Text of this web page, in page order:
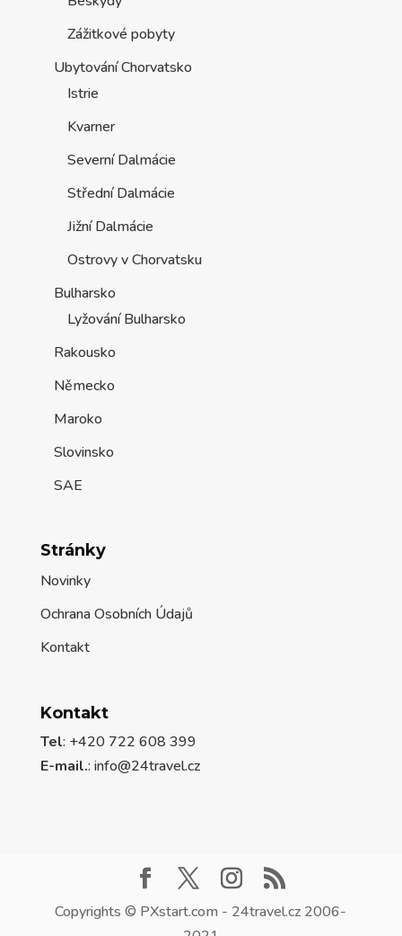
Zážitkové pobyty
Ubytování Chorvatsko
Istrie
Kvarner
Severní Dalmácie
Střední Dalmácie
Jižní Dalmácie
Ostrovy v Chorvatsku
Bulharsko
Lyžování Bulharsko
Rakousko
Německo
Maroko
Slovinsko
SAE
Stránky
Novinky
Ochrana Osobních Údajů
Kontakt
Kontakt
Tel: +420 722 608 399
E-mail.: info@24travel.cz
Copyrights © PXstart.com - 24travel.cz 2006-